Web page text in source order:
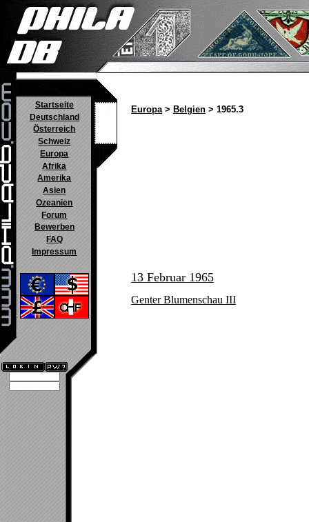
Startseite
Deutschland
Österreich
Schweiz
Europa
Afrika
Amerika
Asien
Ozeanien
Forum
Bewerben
FAQ
Impressum
Europa> Belgien > 1965.3
13 Februar 1965
Genter Blumenschau III